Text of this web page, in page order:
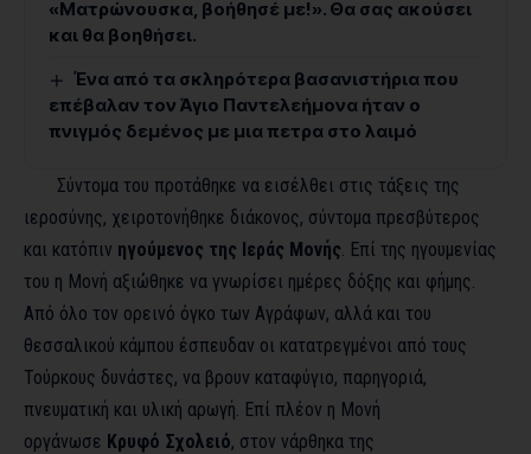
«Ματρώνουσκα, βοήθησέ με!». Θα σας ακούσει
και θα βοηθήσει.
Ένα από τα σκληρότερα βασανιστήρια που
επέβαλαν τον Άγιο Παντελεήμονα ήταν ο
πνιγμός δεμένος με μια πετρα στο λαιμό
Σύντομα του προτάθηκε να εισέλθει στις τάξεις της
ιεροσύνης, χειροτονήθηκε διάκονος, σύντομα πρεσβύτερος
και κατόπιν ηγούμενος της Ιεράς Μονής . Επί της ηγουμενίας
του η Μονή αξιώθηκε να γνωρίσει ημέρες δόξης και φήμης.
Από όλο τον ορεινό όγκο των Αγράφων, αλλά και του
θεσσαλικού κάμπου έσπευδαν οι κατατρεγμένοι από τους
Τούρκους δυνάστες, να βρουν καταφύγιο, παρηγοριά,
πνευματική και υλική αρωγή. Επί πλέον η Μονή
οργάνωσε Κρυφό Σχολειό, στον νάρθηκα της